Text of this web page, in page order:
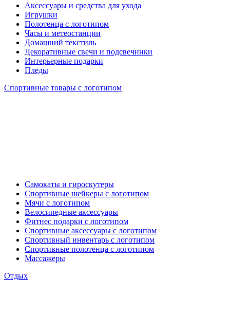
Аксессуары и средства для ухода
Игрушки
Полотенца с логотипом
Часы и метеостанции
Домашний текстиль
Декоративные свечи и подсвечники
Интерьерные подарки
Пледы
Спортивные товары с логотипом
Самокаты и гироскутеры
Спортивные шейкеры с логотипом
Мячи с логотипом
Велосипедные аксессуары
Фитнес подарки с логотипом
Спортивные аксессуары с логотипом
Спортивный инвентарь с логотипом
Спортивные полотенца с логотипом
Массажеры
Отдых